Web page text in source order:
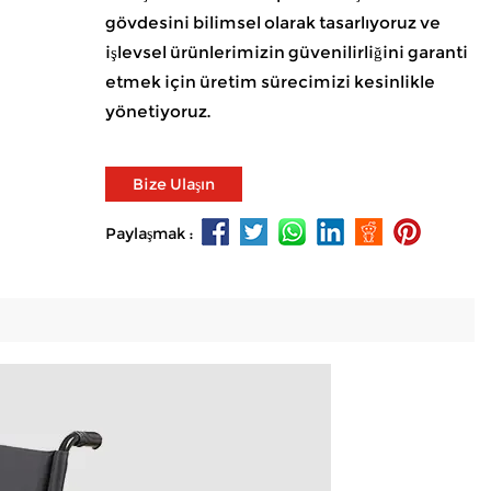
gövdesini bilimsel olarak tasarlıyoruz ve
işlevsel ürünlerimizin güvenilirliğini garanti
etmek için üretim sürecimizi kesinlikle
yönetiyoruz.
Bize Ulaşın
Paylaşmak :